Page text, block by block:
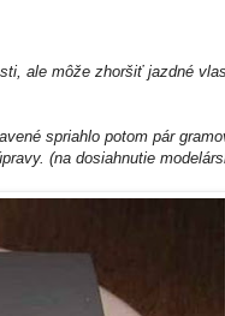
ale môže zhoršiť jazdné
spriahlo potom pár
(na dosiahnutie